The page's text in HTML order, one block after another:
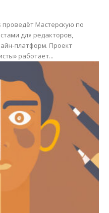
проведёт Мастерскую по
для редакторов,
Проект
работает...